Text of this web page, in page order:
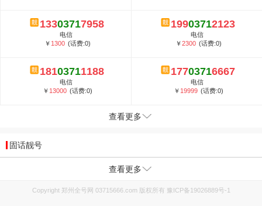
13303717958
电信
￥ 1300 (话费:0)
19903712123
电信
￥2300 (话费:0)
18103711188
电信
￥ 13000 (话费:0)
17703716667
电信
￥ 19999 (话费:0)
查看更多
固话靓号
查看更多
Copyright 郑州全号网 03715666.com 版权所有 豫ICP备19026889号-1